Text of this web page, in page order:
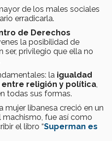
de los males sociales
erradicarla.
de Derechos
la posibilidad de
ser, privilegio que ella no
la igualdad
religión y política,
todas sus formas.
mujer libanesa creció en un
fue así como
el libro “Superman es